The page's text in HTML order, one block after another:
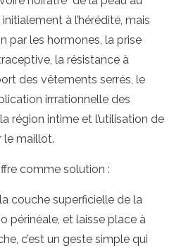
à l’hérédité, mais
par les hormones, la prise
la résistance à
des vêtements serrés, le
irrrationnelle des
région intime et l’utilisation de
le maillot.
comme solution :
couche superficielle de la
périnéale, et laisse place à
c’est un geste simple qui